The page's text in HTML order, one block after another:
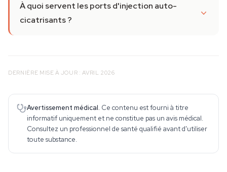
À quoi servent les ports d'injection auto-
cicatrisants ?
DERNIÈRE MISE À JOUR : AVRIL 2026
Avertissement médical. Ce contenu est fourni à titre
informatif uniquement et ne constitue pas un avis médical.
Consultez un professionnel de santé qualifié avant d'utiliser
toute substance.